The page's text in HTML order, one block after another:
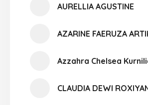
AURELLIA AGUSTINE
AZARINE FAERUZA
Azzahra Chelsea
CLAUDIA DEWI